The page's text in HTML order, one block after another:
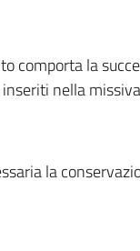
comporta la
nella
la